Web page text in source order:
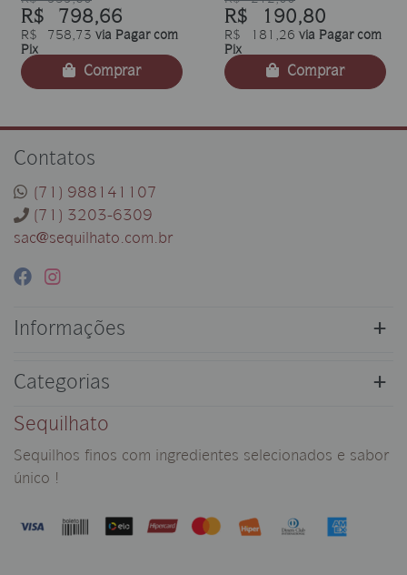
R$ 798,66
R$ 758,73 via Pagar com
Pix
Comprar
R$ 190,80
R$ 181,26 via Pagar com
Pix
Comprar
Contatos
(71) 988141107
(71) 3203-6309
sac@sequilhato.com.br
Informações
Categorias
Sequilhato
Sequilhos finos com ingredientes selecionados e sabor
único !